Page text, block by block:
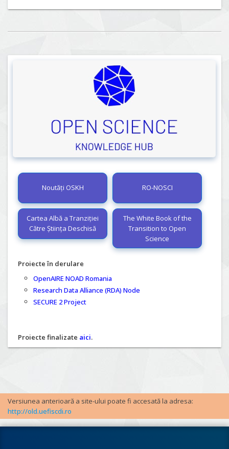
Noutăți OSKH RO-NOSCI
Cartea Albă a Tranziției
Către Știința Deschisă
The White Book of the
Transition to Open
Science
Proiecte în derulare
OpenAIRE NOAD Romania
Research Data Alliance (RDA) Node
SECURE 2 Project
Proiecte finalizate aici.
Versiunea anterioară a site-ului poate fi accesată la adresa:
http://old.uefiscdi.ro